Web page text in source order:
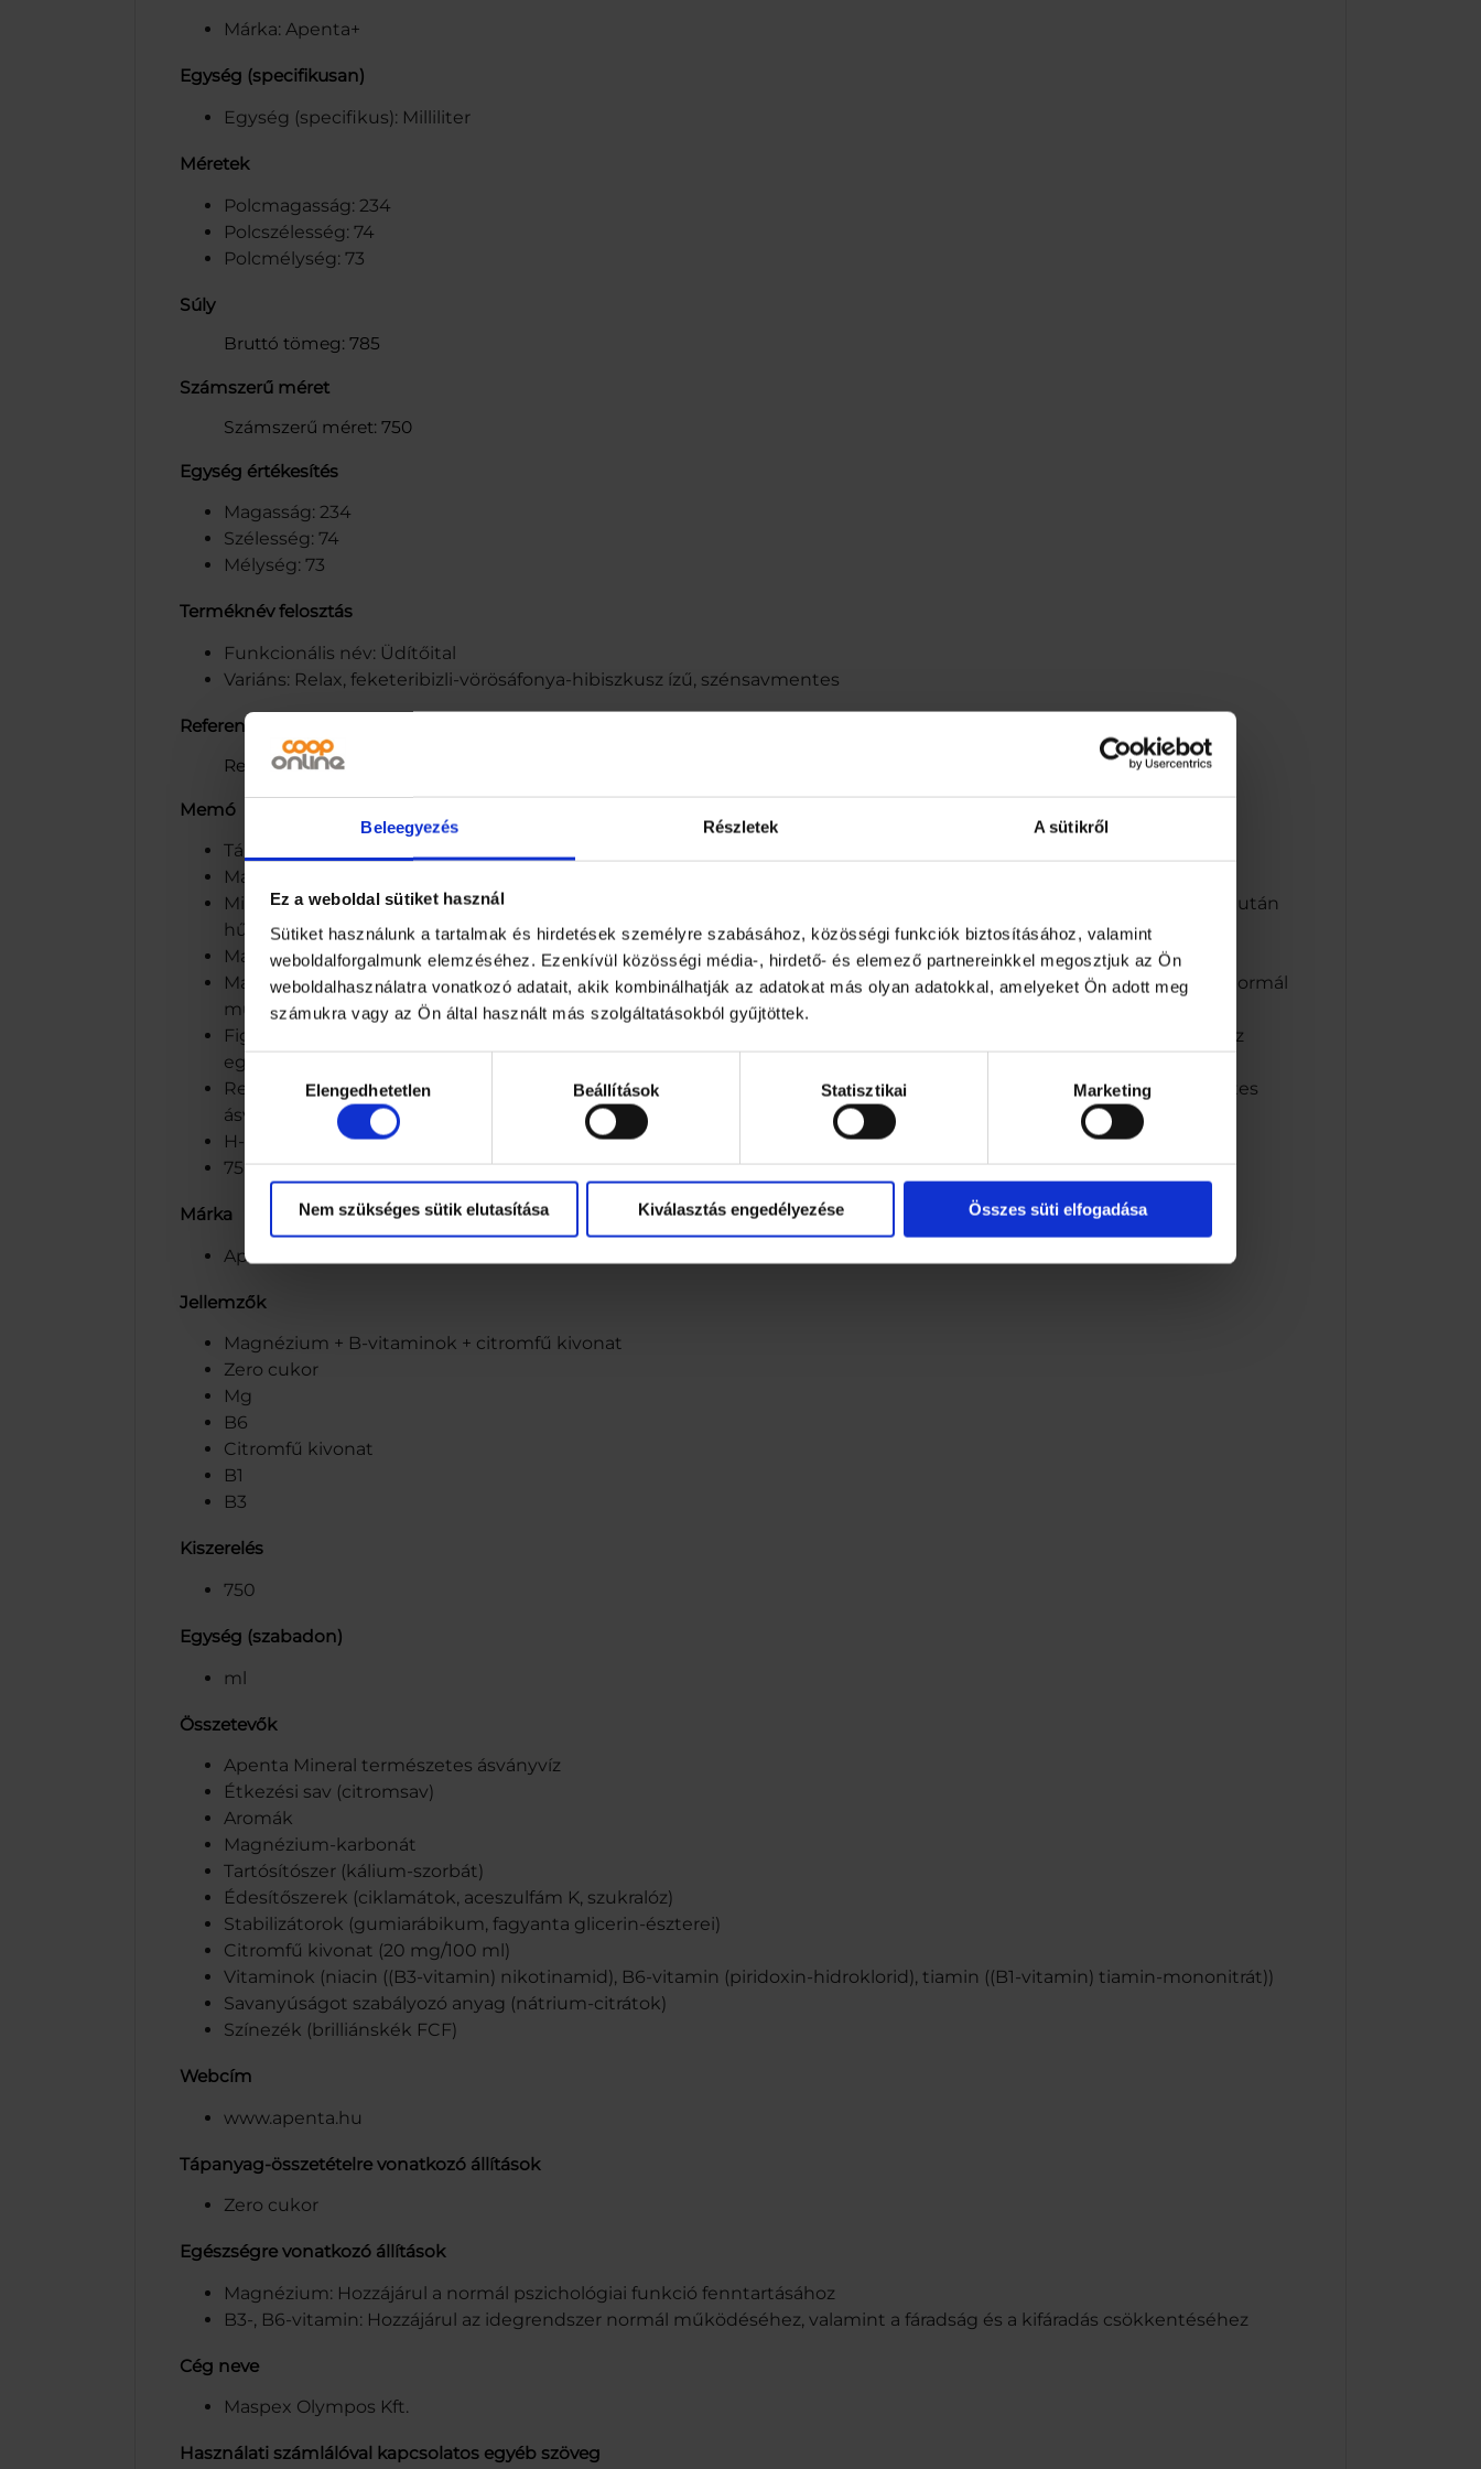
Beleegyezés Részletek A sütikről
Ez a weboldal sütiket használ
Sütiket használunk a tartalmak és hirdetések személyre szabásához, közösségi funkciók biztosításához, valamint
weboldalforgalmunk elemzéséhez. Ezenkívül közösségi média-, hirdető- és elemező partnereinkkel megosztjuk az Ön
weboldalhasználatra vonatkozó adatait, akik kombinálhatják az adatokat más olyan adatokkal, amelyeket Ön adott meg
számukra vagy az Ön által használt más szolgáltatásokból gyűjtöttek.
Hozzájárulás
kiválasztásaElengedhetetlen Beállítások Statisztikai Marketing
Nem szükséges sütik elutasítása Kiválasztás engedélyezése Összes süti elfogadása
Márka: Apenta+
Egység (specifikusan)
Egység (specifikus): Milliliter
Méretek
Polcmagasság: 234
Polcszélesség: 74
Polcmélység: 73
Súly
Bruttó tömeg: 785
Számszerű méret
Számszerű méret: 750
Egység értékesítés
Magasság: 234
Szélesség: 74
Mélység: 73
Terméknév felosztás
Funkcionális név: Üdítőital
Variáns: Relax, feketeribizli-vörösáfonya-hibiszkusz ízű, szénsavmentes
Referencia beviteli nyilatkozat
Referencia beviteli nyilatkozat: NRV: a felnőtteknek javasolt táplálkozási beviteli referenciaérték %-a.
Memó
Tárolás alatt a termék színe kis mértékben változhat,azonban ez nem befolyásolja a minőségét.
Maspex Olympos Kft., H-6032 Nyárlőrinc, Fő u. 1. www.apenta.hu
Minőségét megőrzi a palack oldalán jelzett időpontig. Napfénytől védett, száraz, hűvös helyen tárolandó! Felbontás után
hűtőszekrényben tárolja és 3-4 napon belül fogyassza el!
Maspex Olympos Kft., H-6032 Nyárlőrinc, Fő u. 1. www.apenta.hu
Magnézium: Hozzájárul a normál pszichológiai funkció fenntartásához. B3-, B6-vitamin: Hozzájárul az idegrendszer normál
működéséhez, valamint a fáradság és a kifáradás csökkentéséhez.
Figyelmeztetések: A termék fogyasztása nem helyettesítheti a változatos és kiegyensúlyozott étrendet, valamint az
egészséges életmódot. A kedvező hatás legalább 100 ml termék fogyasztásával érhető el.
Relax feketeribizli-vörösáfonya-hibiszkusz ízű szénsavmentes, energiamentes üdítőital édesítőszerekkel, természetes
ásványvízzel, B-vitaminokkal, magnéziummal, citromfű kivonattal.
H-6032 Nyárlőrinc, Fő u. 1.
750 ml (1 palack) = 3 adag (3×250 ml)
Márka
Apenta+
Jellemzők
Magnézium + B-vitaminok + citromfű kivonat
Zero cukor
Mg
B6
Citromfű kivonat
B1
B3
Kiszerelés
750
Egység (szabadon)
ml
Összetevők
Apenta Mineral természetes ásványvíz
Étkezési sav (citromsav)
Aromák
Magnézium-karbonát
Tartósítószer (kálium-szorbát)
Édesítőszerek (ciklamátok, aceszulfám K, szukralóz)
Stabilizátorok (gumiarábikum, fagyanta glicerin-észterei)
Citromfű kivonat (20 mg/100 ml)
Vitaminok (niacin ((B3-vitamin) nikotinamid), B6-vitamin (piridoxin-hidroklorid), tiamin ((B1-vitamin) tiamin-mononitrát))
Savanyúságot szabályozó anyag (nátrium-citrátok)
Színezék (brilliánskék FCF)
Webcím
www.apenta.hu
Tápanyag-összetételre vonatkozó állítások
Zero cukor
Egészségre vonatkozó állítások
Magnézium: Hozzájárul a normál pszichológiai funkció fenntartásához
B3-, B6-vitamin: Hozzájárul az idegrendszer normál működéséhez, valamint a fáradság és a kifáradás csökkentéséhez
Cég neve
Maspex Olympos Kft.
Használati számlálóval kapcsolatos egyéb szöveg